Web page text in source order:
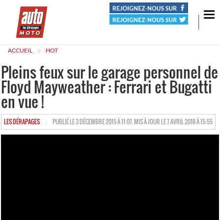
ACCUEIL HOT
Pleins feux sur le garage personnel de
Floyd Mayweather : Ferrari et Bugatti
en vue !
LES DÉRAPAGES HTTPS://WWW.LESDERAPAGES.COM/AUTHOR/DERAPAGES
PUBLIÉ LE 3 DÉCEMBRE 2015 À 11:07. MIS À JOUR LE 7 AVRIL 2018 À 15:55